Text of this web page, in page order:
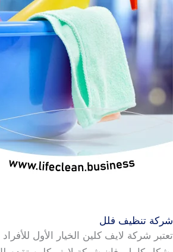
شركة تنظيف فلل
تعتبر شركة لايف كلين الخيار الأول